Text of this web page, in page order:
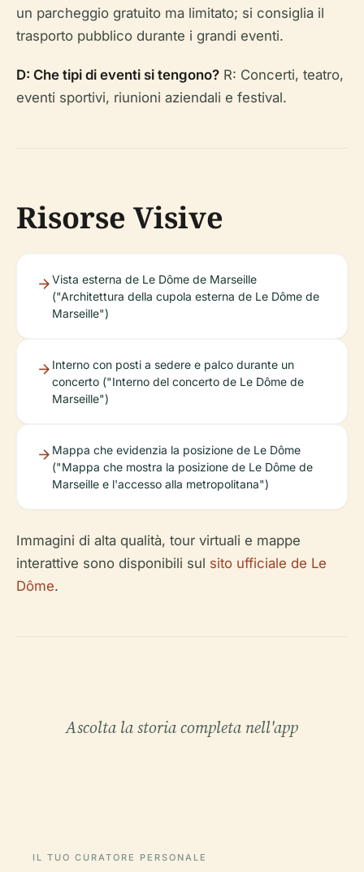
un parcheggio gratuito ma limitato; si consiglia il
trasporto pubblico durante i grandi eventi.
D: Che tipi di eventi si tengono? R: Concerti, teatro,
eventi sportivi, riunioni aziendali e festival.
Risorse Visive
Vista esterna de Le Dôme de Marseille
("Architettura della cupola esterna de Le Dôme de
Marseille")
Interno con posti a sedere e palco durante un
concerto ("Interno del concerto de Le Dôme de
Marseille")
Mappa che evidenzia la posizione de Le Dôme
("Mappa che mostra la posizione de Le Dôme de
Marseille e l'accesso alla metropolitana")
Immagini di alta qualità, tour virtuali e mappe
interattive sono disponibili sul sito ufficiale de Le
Dôme.
Ascolta la storia completa nell'app
IL TUO CURATORE PERSONALE